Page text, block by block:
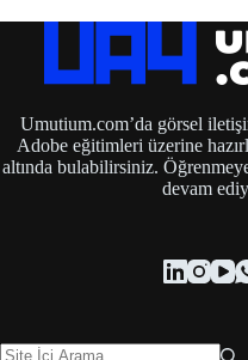
Umutium.com’da görsel
Adobe eğitimleri üzerine
altında bulabilirsiniz.
devam